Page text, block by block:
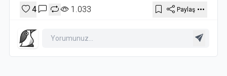
4 1.033 Paylaş